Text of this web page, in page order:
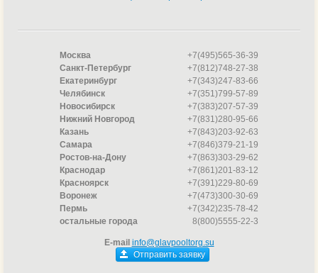
Москва
+7(495)565-36-39
Санкт-Петербург
+7(812)748-27-38
Екатеринбург
+7(343)247-83-66
Челябинск
+7(351)799-57-89
Новосибирск
+7(383)207-57-39
Нижний Новгород
+7(831)280-95-66
Казань
+7(843)203-92-63
Самара
+7(846)379-21-19
Ростов-на-Дону
+7(863)303-29-62
Краснодар
+7(861)201-83-12
Красноярск
+7(391)229-80-69
Воронеж
+7(473)300-30-69
Пермь
+7(342)235-78-42
остальные города
8(800)5555-22-3
E-mail info@glavpooltorg.su
Отправить заявку